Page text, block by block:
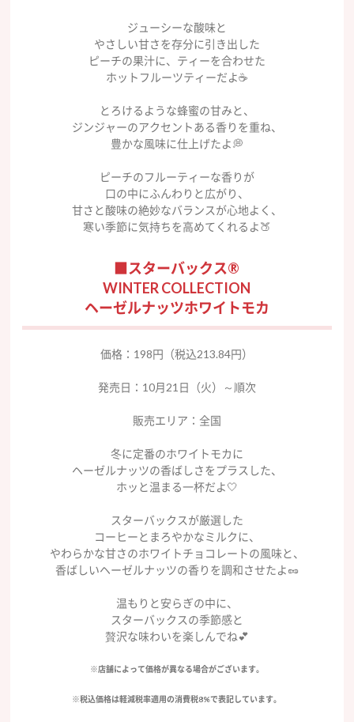
ジューシーな酸味と
やさしい甘さを存分に引き出した
ピーチの果汁に、ティーを合わせた
ホットフルーツティーだよ☕️
とろけるような蜂蜜の甘みと、
ジンジャーのアクセントある香りを重ね、
豊かな風味に仕上げたよ💭
ピーチのフルーティーな香りが
口の中にふんわりと広がり、
甘さと酸味の絶妙なバランスが心地よく、
寒い季節に気持ちを高めてくれるよ🍑
■スターバックス®
WINTER COLLECTION
ヘーゼルナッツホワイトモカ
価格：198円（税込213.84円）
発売日：10月21日（火）～順次
販売エリア：全国
冬に定番のホワイトモカに
ヘーゼルナッツの香ばしさをプラスした、
ホッと温まる一杯だよ🤍
スターバックスが厳選した
コーヒーとまろやかなミルクに、
やわらかな甘さのホワイトチョコレートの風味と、
香ばしいヘーゼルナッツの香りを調和させたよ🥜
温もりと安らぎの中に、
スターバックスの季節感と
贅沢な味わいを楽しんでね💕
※店舗によって価格が異なる場合がございます。
※税込価格は軽減税率適用の消費税8%で表記しています。